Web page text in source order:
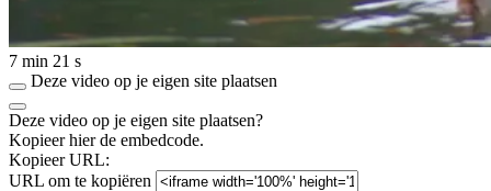
7 min 21 s
Deze video op je eigen site plaatsen
Deze video op je eigen site plaatsen?
Kopieer hier de embedcode.
Kopieer URL:
URL om te kopiëren